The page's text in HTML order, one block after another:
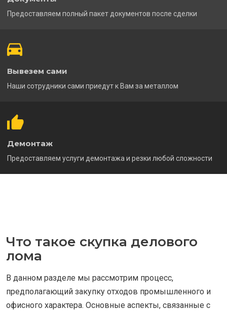
Предоставляем полный пакет документов после сделки
Вывезем сами
Наши сотрудники сами приедут к Вам за металлом
Демонтаж
Предоставляем услуги демонтажа и резки любой сложности
Что такое скупка делового
лома
В данном разделе мы рассмотрим процесс,
предполагающий закупку отходов промышленного и
офисного характера. Основные аспекты, связанные с